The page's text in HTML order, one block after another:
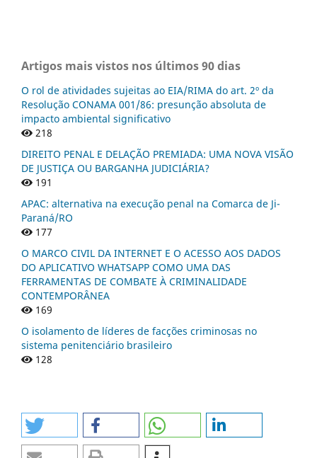
Artigos mais vistos nos últimos 90 dias
O rol de atividades sujeitas ao EIA/RIMA do art. 2º da
Resolução CONAMA 001/86: presunção absoluta de
impacto ambiental significativo
218
DIREITO PENAL E DELAÇÃO PREMIADA: UMA NOVA VISÃO
DE JUSTIÇA OU BARGANHA JUDICIÁRIA?
191
APAC: alternativa na execução penal na Comarca de Ji-
Paraná/RO
177
O MARCO CIVIL DA INTERNET E O ACESSO AOS DADOS
DO APLICATIVO WHATSAPP COMO UMA DAS
FERRAMENTAS DE COMBATE À CRIMINALIDADE
CONTEMPORÂNEA
169
O isolamento de líderes de facções criminosas no
sistema penitenciário brasileiro
128